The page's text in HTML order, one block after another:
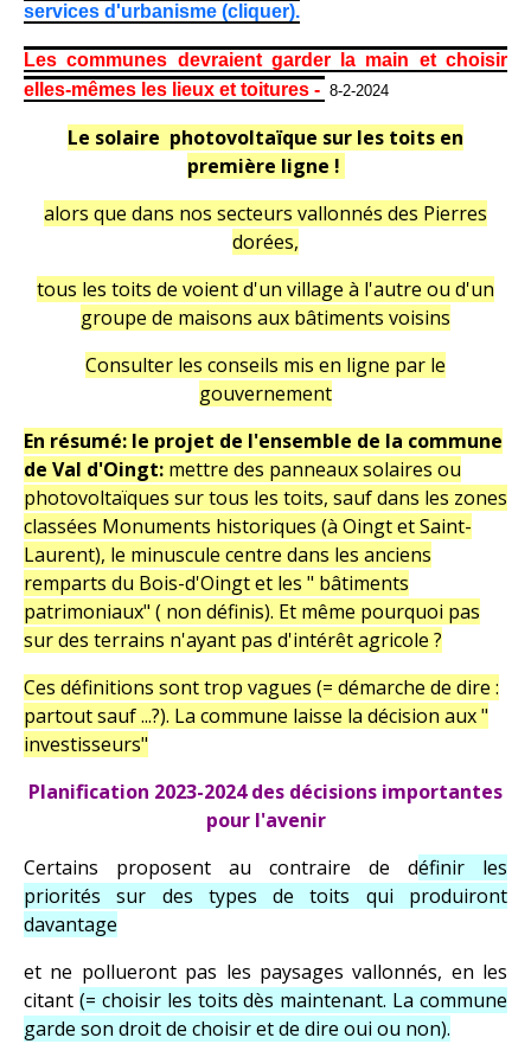
services d'urbanisme (cliquer).
Les communes devraient garder la main et choisir
elles-mêmes les lieux et toitures - 8-2-2024
Le solaire photovoltaïque sur les toits en
première ligne !
alors que dans nos secteurs vallonnés des Pierres
dorées,
tous les toits de voient d'un village à l'autre ou d'un
groupe de maisons aux bâtiments voisins
Consulter les conseils mis en ligne par le
gouvernement
En résumé: le projet de l'ensemble de la commune
de Val d'Oingt: mettre des panneaux solaires ou
photovoltaïques sur tous les toits, sauf dans les zones
classées Monuments historiques (à Oingt et Saint-
Laurent), le minuscule centre dans les anciens
remparts du Bois-d'Oingt et les " bâtiments
patrimoniaux" ( non définis). Et même pourquoi pas
sur des terrains n'ayant pas d'intérêt agricole ?
Ces définitions sont trop vagues (= démarche de dire :
partout sauf ...?). La commune laisse la décision aux "
investisseurs"
Planification 2023-2024 des décisions importantes
pour l'avenir
Certains proposent au contraire de définir les
priorités sur des types de toits qui produiront
davantage
et ne pollueront pas les paysages vallonnés, en les
citant (= choisir les toits dès maintenant. La commune
garde son droit de choisir et de dire oui ou non).